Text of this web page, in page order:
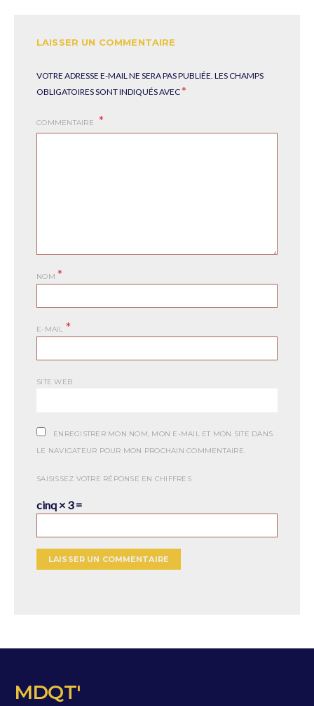
LAISSER UN COMMENTAIRE
VOTRE ADRESSE E-MAIL NE SERA PAS PUBLIÉE. LES CHAMPS
OBLIGATOIRES SONT INDIQUÉS AVEC*
COMMENTAIRE
NOM *
E-MAIL *
SITE WEB
ENREGISTRER MON NOM, MON E-MAIL ET MON SITE DANS
LE NAVIGATEUR POUR MON PROCHAIN COMMENTAIRE.
SAISISSEZ VOTRE RÉPONSE EN CHIFFRES
cinq × 3 =
MDQT'